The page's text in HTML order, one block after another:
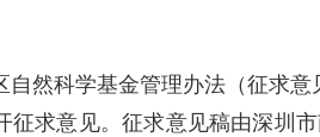
然科学基金管理办法（征求意
征求意见。征求意见稿由深圳